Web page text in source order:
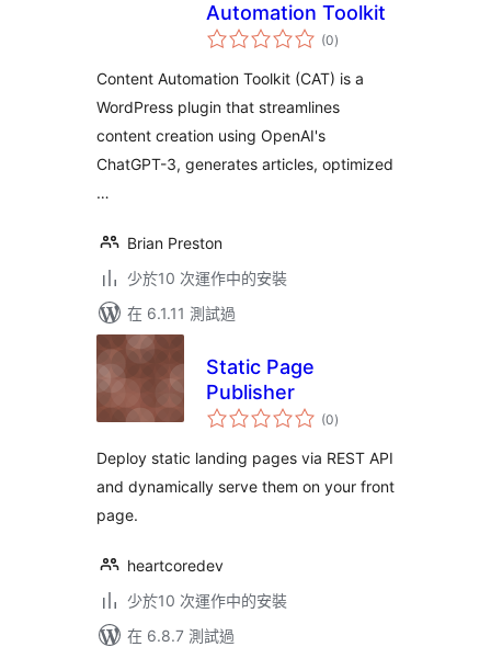
Automation Toolkit
(0總
評)
Content Automation Toolkit (CAT) is a
WordPress plugin that streamlines
content creation using OpenAI's
ChatGPT-3, generates articles, optimized
…
Brian Preston
少於10 次運作中的安裝
在 6.1.11 測試過
Static Page
Publisher
(0總
評)
Deploy static landing pages via REST API
and dynamically serve them on your front
page.
heartcoredev
少於10 次運作中的安裝
在 6.8.7 測試過